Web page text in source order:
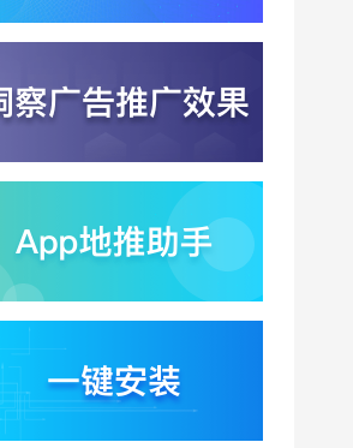
苹果带摄像头的 AirPods
爆硬件分发与全渠道归
因升级
2026-08-03
GPT5.6？超低价API引
爆智能体工具免填码安
蚂蚁灵波首轮拟募资15
亿？具身智能加速产业
落地凸显全链路设备归
2000亿美元？云与广告
双轮驱动下B端应用迎来
分发与归因重构
2026-07-31
千问已在特斯拉车机内